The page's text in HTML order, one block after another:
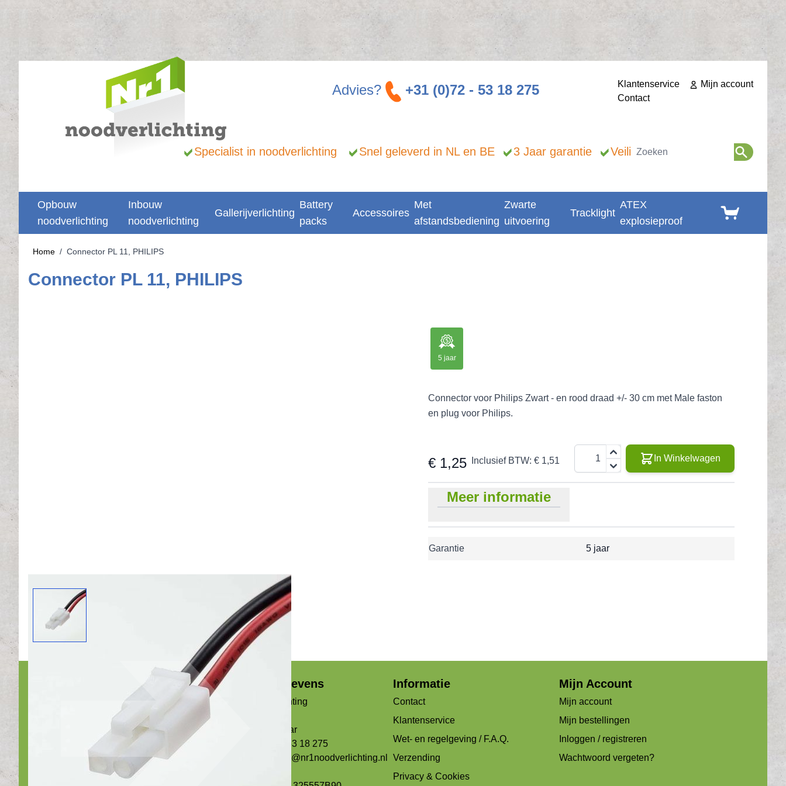
Ga naar de inhoud
Zoeken
Klantenservice
Mijn account
Contact
Advies? +31 (0)72 - 53 18 275
Specialist in noodverlichting Snel geleverd in NL en BE 3 Jaar garantie Veilig betalen
Opbouw
noodverlichting
Inbouw
noodverlichting
Gallerijverlichting
Battery
packs
Accessoires
Met
afstandsbediening
Zwarte
uitvoering
Tracklight
ATEX
explosieproof
Winkelwagen
Home / Connector PL 11, PHILIPS
Connector PL 11, PHILIPS
5 jaar
Connector voor Philips Zwart - en rood draad +/- 30 cm met Male faston
en plug voor Philips.
€ 1,25 Inclusief BTW: € 1,51 In Winkelwagen
Meer informatie
Garantie 5 jaar
Bedrijfsgegevens
Nr1Noodverlichting
1822BX Alkmaar
Bel ons: 072 - 53 18 275
info@nr1noodverlichting.nl
Informatie
Contact
Klantenservice
Wet- en regelgeving / F.A.Q.
Verzending
Privacy & Cookies
Mijn Account
Mijn account
Mijn bestellingen
Inloggen / registreren
Wachtwoord vergeten?